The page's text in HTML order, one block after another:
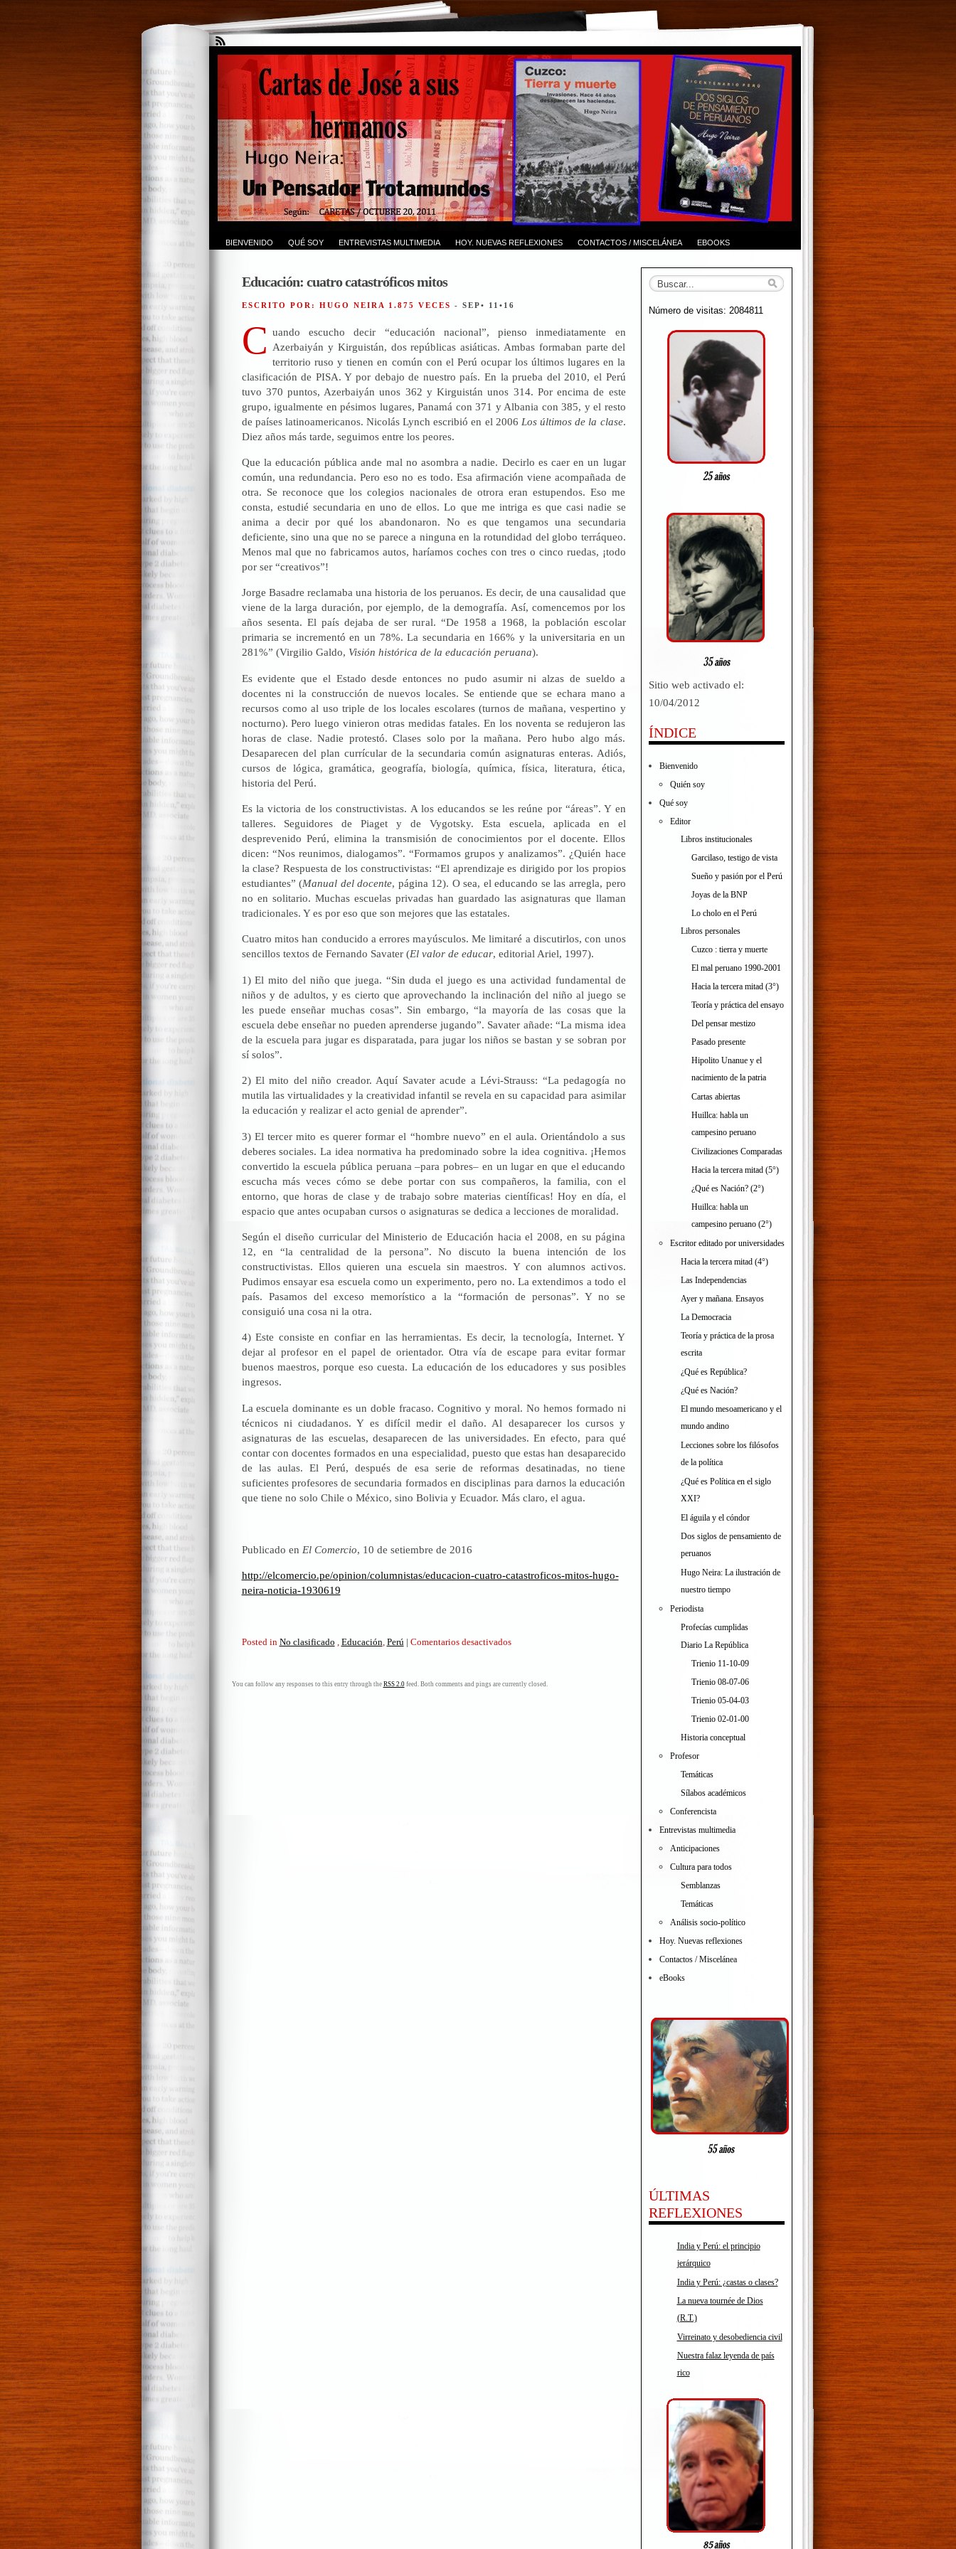
BIENVENIDO QUÉ SOY ENTREVISTAS MULTIMEDIA HOY. NUEVAS REFLEXIONES CONTACTOS / MISCELÁNEA EBOOKS
Educación: cuatro catastróficos mitos
ESCRITO POR: HUGO NEIRA 1.875 VECES - SEP• 11•16
C uando escucho decir “educación nacional”, pienso inmediatamente en
Azerbaiyán y Kirguistán, dos repúblicas asiáticas. Ambas formaban parte del
territorio ruso y tienen en común con el Perú ocupar los últimos lugares en la
clasificación de PISA. Y por debajo de nuestro país. En la prueba del 2010, el Perú
tuvo 370 puntos, Azerbaiyán unos 362 y Kirguistán unos 314. Por encima de este
grupo, igualmente en pésimos lugares, Panamá con 371 y Albania con 385, y el resto
de países latinoamericanos. Nicolás Lynch escribió en el 2006 Los últimos de la clase.
Diez años más tarde, seguimos entre los peores.
Que la educación pública ande mal no asombra a nadie. Decirlo es caer en un lugar
común, una redundancia. Pero eso no es todo. Esa afirmación viene acompañada de
otra. Se reconoce que los colegios nacionales de otrora eran estupendos. Eso me
consta, estudié secundaria en uno de ellos. Lo que me intriga es que casi nadie se
anima a decir por qué los abandonaron. No es que tengamos una secundaria
deficiente, sino una que no se parece a ninguna en la rotundidad del globo terráqueo.
Menos mal que no fabricamos autos, haríamos coches con tres o cinco ruedas, ¡todo
por ser “creativos”!
Jorge Basadre reclamaba una historia de los peruanos. Es decir, de una causalidad que
viene de la larga duración, por ejemplo, de la demografía. Así, comencemos por los
años sesenta. El país dejaba de ser rural. “De 1958 a 1968, la población escolar
primaria se incrementó en un 78%. La secundaria en 166% y la universitaria en un
281%” (Virgilio Galdo, Visión histórica de la educación peruana).
Es evidente que el Estado desde entonces no pudo asumir ni alzas de sueldo a
docentes ni la construcción de nuevos locales. Se entiende que se echara mano a
recursos como al uso triple de los locales escolares (turnos de mañana, vespertino y
nocturno). Pero luego vinieron otras medidas fatales. En los noventa se redujeron las
horas de clase. Nadie protestó. Clases solo por la mañana. Pero hubo algo más.
Desaparecen del plan currícular de la secundaria común asignaturas enteras. Adiós,
cursos de lógica, gramática, geografía, biología, química, física, literatura, ética,
historia del Perú.
Es la victoria de los constructivistas. A los educandos se les reúne por “áreas”. Y en
talleres. Seguidores de Piaget y de Vygotsky. Esta escuela, aplicada en el
desprevenido Perú, elimina la transmisión de conocimientos por el docente. Ellos
dicen: “Nos reunimos, dialogamos”. “Formamos grupos y analizamos”. ¿Quién hace
la clase? Respuesta de los constructivistas: “El aprendizaje es dirigido por los propios
estudiantes” (Manual del docente, página 12). O sea, el educando se las arregla, pero
no en solitario. Muchas escuelas privadas han guardado las asignaturas que llaman
tradicionales. Y es por eso que son mejores que las estatales.
Cuatro mitos han conducido a errores mayúsculos. Me limitaré a discutirlos, con unos
sencillos textos de Fernando Savater (El valor de educar, editorial Ariel, 1997).
1) El mito del niño que juega. “Sin duda el juego es una actividad fundamental de
niños y de adultos, y es cierto que aprovechando la inclinación del niño al juego se
les puede enseñar muchas cosas”. Sin embargo, “la mayoría de las cosas que la
escuela debe enseñar no pueden aprenderse jugando”. Savater añade: “La misma idea
de la escuela para jugar es disparatada, para jugar los niños se bastan y se sobran por
sí solos”.
2) El mito del niño creador. Aquí Savater acude a Lévi-Strauss: “La pedagogía no
mutila las virtualidades y la creatividad infantil se revela en su capacidad para asimilar
la educación y realizar el acto genial de aprender”.
3) El tercer mito es querer formar el “hombre nuevo” en el aula. Orientándolo a sus
deberes sociales. La idea normativa ha predominado sobre la idea cognitiva. ¡Hemos
convertido la escuela pública peruana –para pobres– en un lugar en que el educando
escucha más veces cómo se debe portar con sus compañeros, la familia, con el
entorno, que horas de clase y de trabajo sobre materias científicas! Hoy en día, el
espacio que antes ocupaban cursos o asignaturas se dedica a lecciones de moralidad.
Según el diseño curricular del Ministerio de Educación hacia el 2008, en su página
12, en “la centralidad de la persona”. No discuto la buena intención de los
constructivistas. Ellos quieren una escuela sin maestros. Y con alumnos activos.
Pudimos ensayar esa escuela como un experimento, pero no. La extendimos a todo el
país. Pasamos del exceso memorístico a la “formación de personas”. Y no se
consiguió una cosa ni la otra.
4) Este consiste en confiar en las herramientas. Es decir, la tecnología, Internet. Y
dejar al profesor en el papel de orientador. Otra vía de escape para evitar formar
buenos maestros, porque eso cuesta. La educación de los educadores y sus posibles
ingresos.
La escuela dominante es un doble fracaso. Cognitivo y moral. No hemos formado ni
técnicos ni ciudadanos. Y es difícil medir el daño. Al desaparecer los cursos y
asignaturas de las escuelas, desaparecen de las universidades. En efecto, para qué
contar con docentes formados en una especialidad, puesto que estas han desaparecido
de las aulas. El Perú, después de esa serie de reformas desatinadas, no tiene
suficientes profesores de secundaria formados en disciplinas para darnos la educación
que tiene no solo Chile o México, sino Bolivia y Ecuador. Más claro, el agua.
Publicado en El Comercio, 10 de setiembre de 2016
http://elcomercio.pe/opinion/columnistas/educacion-cuatro-catastroficos-mitos-hugo-
neira-noticia-1930619
Posted in No clasificado Educación Perú | Comentarios desactivadosen
catastróficos
You can follow any responses to this entry through the RSS 2.0feed. Both comments and pings are currently closed.
Número de visitas: 2084811
Sitio web activado el:
10/04/2012
ÍNDICE
Bienvenido
Quién soy
Qué soy
Editor
Libros institucionales
Garcilaso, testigo de vista
Sueño y pasión por el Perú
Joyas de la BNP
Lo cholo en el Perú
Libros personales
Cuzco : tierra y muerte
El mal peruano 1990-2001
Hacia la tercera mitad (3°)
Teoría y práctica del ensayo
Del pensar mestizo
Pasado presente
Hipolito Unanue y el
nacimiento de la patria
Cartas abiertas
Huillca: habla un
campesino peruano
Civilizaciones Comparadas
Hacia la tercera mitad (5°)
¿Qué es Nación? (2°)
Huillca: habla un
campesino peruano (2°)
Escritor editado por universidades
Hacia la tercera mitad (4°)
Las Independencias
Ayer y mañana. Ensayos
La Democracia
Teoría y práctica de la prosa
escrita
¿Qué es República?
¿Qué es Nación?
El mundo mesoamericano y el
mundo andino
Lecciones sobre los filósofos
de la política
¿Qué es Política en el siglo
XXI?
El águila y el cóndor
Dos siglos de pensamiento de
peruanos
Hugo Neira: La ilustración de
nuestro tiempo
Periodista
Profecías cumplidas
Diario La República
Trienio 11-10-09
Trienio 08-07-06
Trienio 05-04-03
Trienio 02-01-00
Historia conceptual
Profesor
Temáticas
Sílabos académicos
Conferencista
Entrevistas multimedia
Anticipaciones
Cultura para todos
Semblanzas
Temáticas
Análisis socio-político
Hoy. Nuevas reflexiones
Contactos / Miscelánea
eBooks
ÚLTIMAS
REFLEXIONES
India y Perú: el principio
jerárquico
India y Perú: ¿castas o clases?
La nueva tournée de Dios
(R.T.)
Virreinato y desobediencia civil
Nuestra falaz leyenda de país
rico